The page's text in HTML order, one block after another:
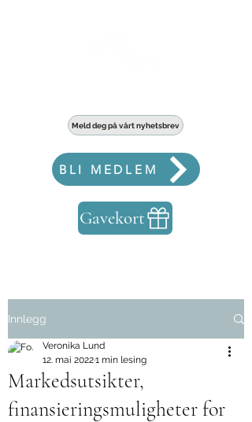
Meld deg på vårt nyhetsbrev
BLI MEDLEM
Gavekort
Innlegg
Markedsutsikter,
finansieringsmuligheter for
Veronika Lund
12. mai 20221 min lesing